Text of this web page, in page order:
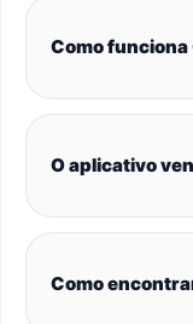
Como funciona
O aplicativo
Como